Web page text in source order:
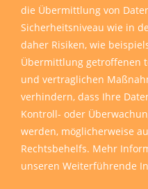
die Übermittlung von
Sicherheitsniveau wie in
daher Risiken, wie
Übermittlung getroffenen
und vertraglichen
verhindern, dass Ihre
Kontroll- oder
werden, möglicherweise
Rechtsbehelfs. Mehr
unseren Weiterführende